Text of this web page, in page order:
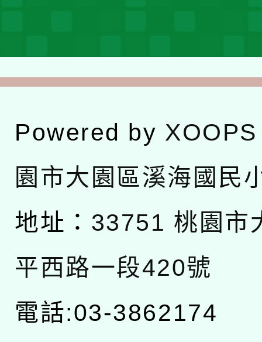
Powered by XOOPS
園市大園區溪海國民
地址： 33751 桃園市
平西路一段420號
電話:03-3862174